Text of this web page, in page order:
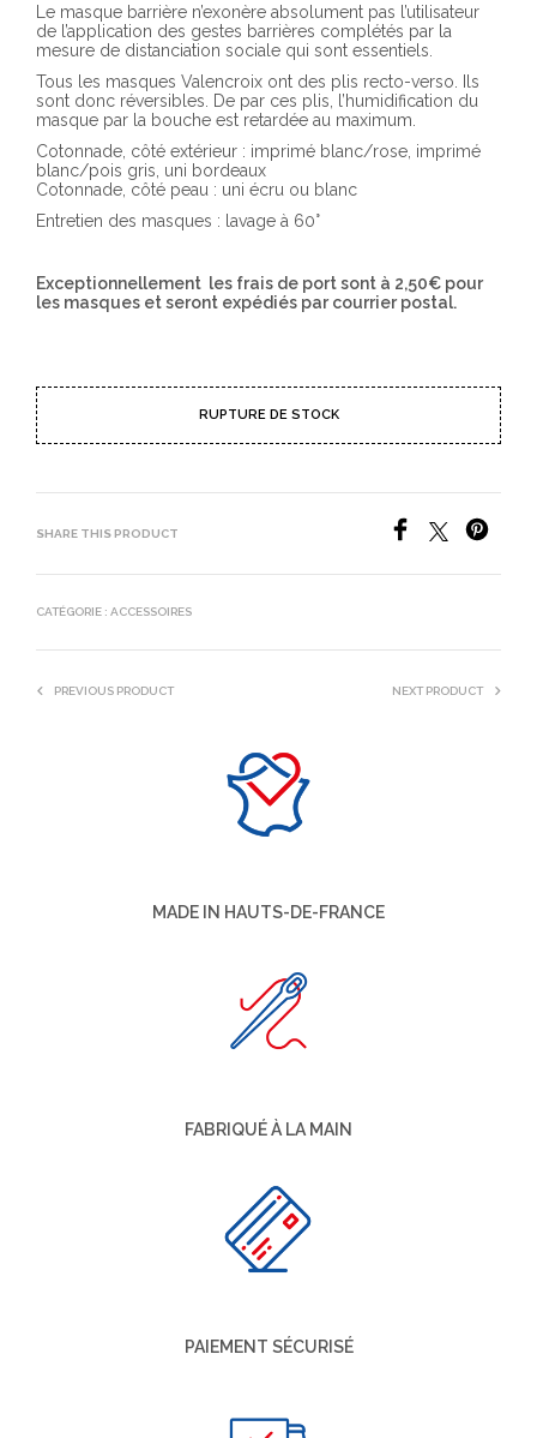
Le masque barrière n’exonère absolument pas l’utilisateur
de l’application des gestes barrières complétés par la
mesure de distanciation sociale qui sont essentiels.
Tous les masques Valencroix ont des plis recto-verso. Ils
sont donc réversibles. De par ces plis, l’humidification du
masque par la bouche est retardée au maximum.
Cotonnade, côté extérieur : imprimé blanc/rose, imprimé
blanc/pois gris, uni bordeaux
Cotonnade, côté peau : uni écru ou blanc
Entretien des masques : lavage à 60°
Exceptionnellement les frais de port sont à 2,50€ pour
les masques et seront expédiés par courrier postal.
RUPTURE DE STOCK
SHARE THIS PRODUCT
CATÉGORIE : ACCESSOIRES
PREVIOUS PRODUCT NEXT PRODUCT
MADE IN HAUTS-DE-FRANCE
FABRIQUÉ À LA MAIN
PAIEMENT SÉCURISÉ